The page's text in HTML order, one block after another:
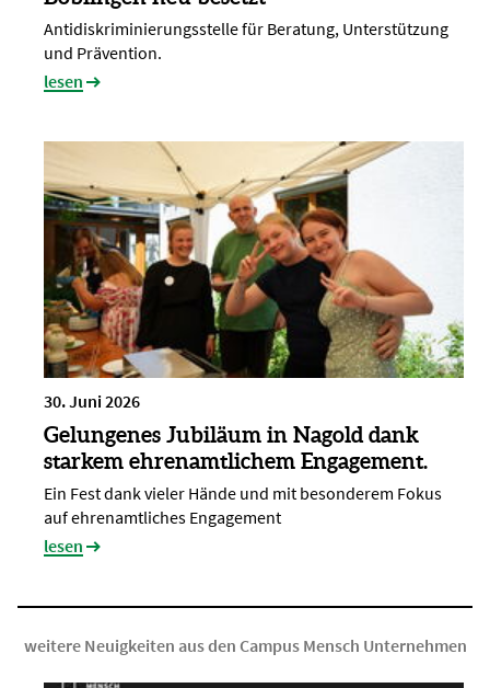
Antidiskriminierungsstelle für Beratung, Unterstützung
und Prävention.
lesen
30. Juni 2026
Gelungenes Jubiläum in Nagold dank
starkem ehrenamtlichem Engagement.
Ein Fest dank vieler Hände und mit besonderem Fokus
auf ehrenamtliches Engagement
lesen
weitere Neuigkeiten aus den Campus Mensch Unternehmen